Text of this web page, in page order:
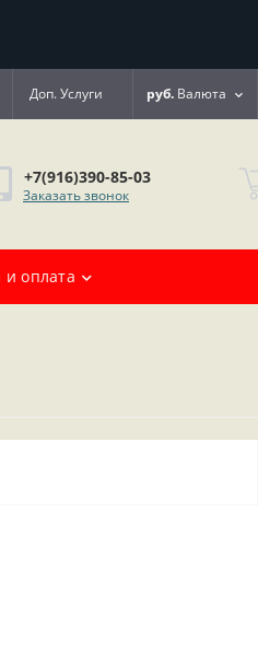
Доп. Услуги руб. Валюта
+7(916)390-85-03
Заказать звонок
и оплата